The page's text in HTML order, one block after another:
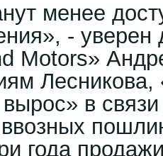
менее
- уверен
Motors»
в
года